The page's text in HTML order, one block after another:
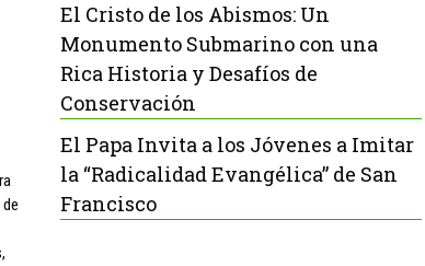
El Cristo de los Abismos: Un
Monumento Submarino con una
Rica Historia y Desafíos de
Conservación
El Papa Invita a los Jóvenes a Imitar
la “Radicalidad Evangélica” de San
Francisco